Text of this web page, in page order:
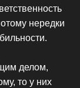
нередки
делом,
то у них